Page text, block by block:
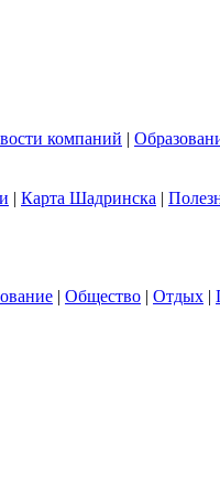
компаний |
| Карта Шадринска |
| Общество | Отдых |